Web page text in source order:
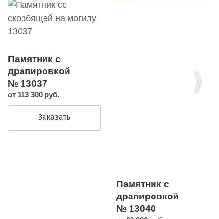
Памятник с
драпировкой
№ 13037
от 113 300 руб.
Заказать
Памятник с
драпировкой
№ 13040